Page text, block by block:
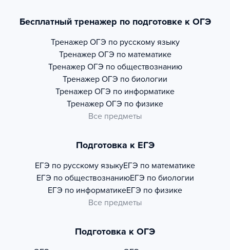
Бесплатный тренажер по подготовке к ОГЭ
Тренажер ОГЭ по русскому языку
Тренажер ОГЭ по математике
Тренажер ОГЭ по обществознанию
Тренажер ОГЭ по биологии
Тренажер ОГЭ по информатике
Тренажер ОГЭ по физике
Все предметы
Подготовка к ЕГЭ
ЕГЭ по русскому языкуЕГЭ по математике
ЕГЭ по обществознаниюЕГЭ по биологии
ЕГЭ по информатикеЕГЭ по физике
Все предметы
Подготовка к ОГЭ